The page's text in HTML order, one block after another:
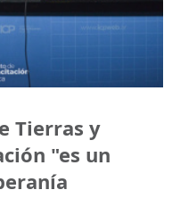
Tierras y
"es un